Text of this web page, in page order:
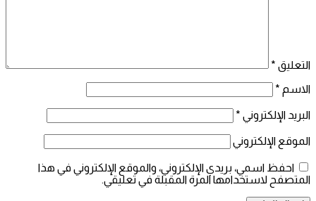
التعليق *
الاسم *
البريد الإلكتروني *
الموقع الإلكتروني
احفظ اسمي، بريدي الإلكتروني، والموقع الإلكتروني في هذا
المتصفح لاستخدامها المرة المقبلة في تعليقي.